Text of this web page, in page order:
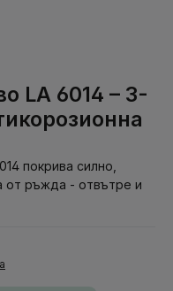
LA 6014 – 3-
покрива силно,
от ръжда - отвътре и